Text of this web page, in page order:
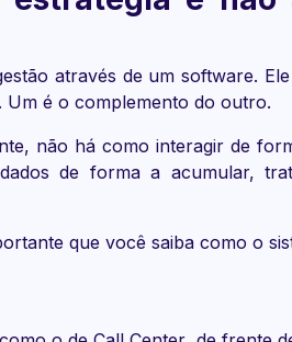
através de um software.
Um é o complemento do outro.
não há como interagir de
de forma a acumular,
que você saiba como o